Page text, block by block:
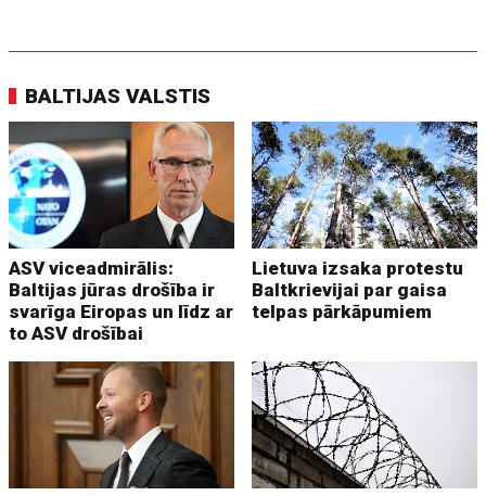
BALTIJAS VALSTIS
ASV viceadmirālis:
Baltijas jūras drošība ir
svarīga Eiropas un līdz ar
to ASV drošībai
Lietuva izsaka protestu
Baltkrievijai par gaisa
telpas pārkāpumiem